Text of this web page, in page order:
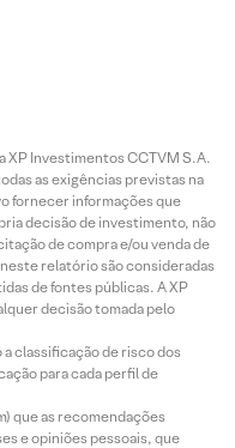
XP Investimentos CCTVM S.A.
as exigências previstas na
fornecer informações que
decisão de investimento, não
de compra e/ou venda de
relatório são consideradas
de fontes públicas. A XP
decisão tomada pelo
classificação de risco dos
para cada perfil de
que as recomendações
e opiniões pessoais, que